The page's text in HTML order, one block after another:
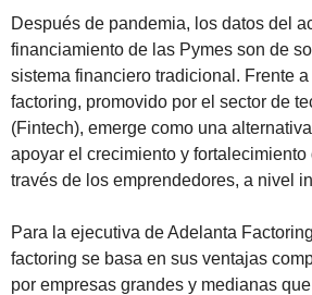
Después de pandemia, los datos del
financiamiento de las Pymes son de
sistema financiero tradicional. Frente a
factoring, promovido por el sector de
(Fintech), emerge como una
apoyar el crecimiento y fortalecimiento
través de los emprendedores, a nivel
Para la ejecutiva de Adelanta
factoring se basa en sus ventajas
por empresas grandes y medianas